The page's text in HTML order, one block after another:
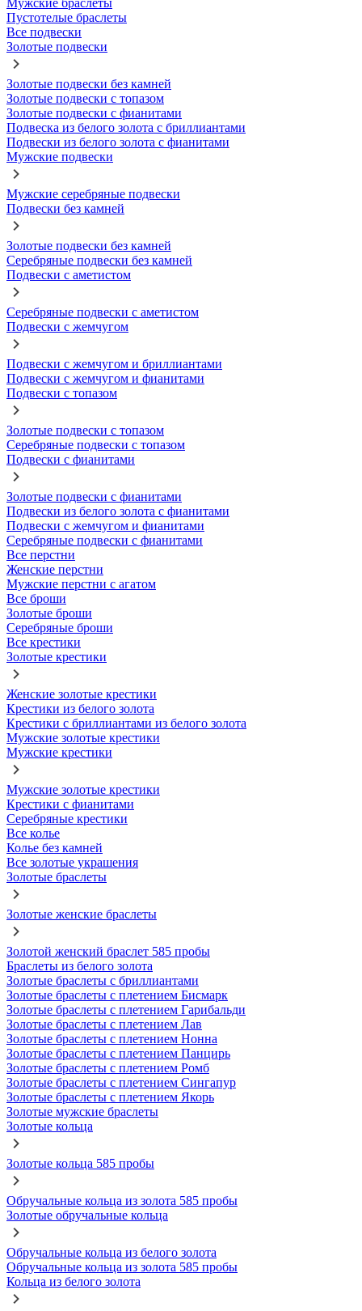
Мужские браслеты
Пустотелые браслеты
Все подвески
Золотые подвески
Золотые подвески без камней
Золотые подвески с топазом
Золотые подвески с фианитами
Подвеска из белого золота с бриллиантами
Подвески из белого золота с фианитами
Мужские подвески
Мужские серебряные подвески
Подвески без камней
Золотые подвески без камней
Серебряные подвески без камней
Подвески с аметистом
Серебряные подвески с аметистом
Подвески с жемчугом
Подвески с жемчугом и бриллиантами
Подвески с жемчугом и фианитами
Подвески с топазом
Золотые подвески с топазом
Серебряные подвески с топазом
Подвески с фианитами
Золотые подвески с фианитами
Подвески из белого золота с фианитами
Подвески с жемчугом и фианитами
Серебряные подвески с фианитами
Все перстни
Женские перстни
Мужские перстни с агатом
Все броши
Золотые броши
Серебряные броши
Все крестики
Золотые крестики
Женские золотые крестики
Крестики из белого золота
Крестики с бриллиантами из белого золота
Мужские золотые крестики
Мужские крестики
Мужские золотые крестики
Крестики с фианитами
Серебряные крестики
Все колье
Колье без камней
Все золотые украшения
Золотые браслеты
Золотые женские браслеты
Золотой женский браслет 585 пробы
Браслеты из белого золота
Золотые браслеты с бриллиантами
Золотые браслеты с плетением Бисмарк
Золотые браслеты с плетением Гарибальди
Золотые браслеты с плетением Лав
Золотые браслеты с плетением Нонна
Золотые браслеты с плетением Панцирь
Золотые браслеты с плетением Ромб
Золотые браслеты с плетением Сингапур
Золотые браслеты с плетением Якорь
Золотые мужские браслеты
Золотые кольца
Золотые кольца 585 пробы
Обручальные кольца из золота 585 пробы
Золотые обручальные кольца
Обручальные кольца из белого золота
Обручальные кольца из золота 585 пробы
Кольца из белого золота